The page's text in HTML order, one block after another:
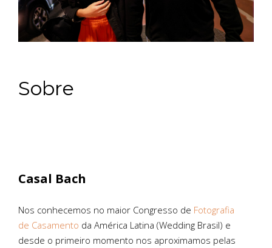
Sobre
Casal Bach
Nos conhecemos no maior Congresso de Fotografia
de Casamento da América Latina (Wedding Brasil) e
desde o primeiro momento nos aproximamos pelas